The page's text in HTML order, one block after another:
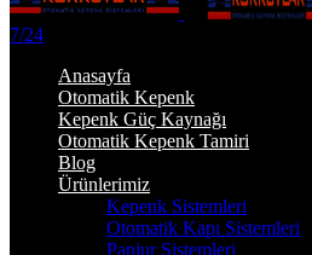
7/24
Anasayfa
Otomatik Kepenk
Kepenk Güç Kaynağı
Otomatik Kepenk Tamiri
Blog
Ürünlerimiz
Kepenk Sistemleri
Otomatik Kapı Sistemleri
Panjur Sistemleri